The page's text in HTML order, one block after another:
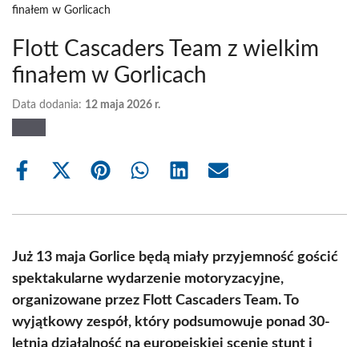
finałem w Gorlicach
Flott Cascaders Team z wielkim
finałem w Gorlicach
Data dodania: 12 maja 2026 r.
Share
Share
(Twitter)
Share Share Share Share
Już 13 maja Gorlice będą miały przyjemność gościć
spektakularne wydarzenie motoryzacyjne,
organizowane przez Flott Cascaders Team. To
wyjątkowy zespół, który podsumowuje ponad 30-
letnią działalność na europejskiej scenie stunt i